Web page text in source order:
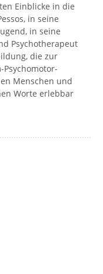
Einblicke in die
in seine
in seine
Psychotherapeut
die zur
Psychomotor-
Menschen und
Worte erlebbar